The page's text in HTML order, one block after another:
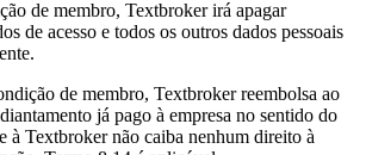
de membro, Textbroker irá apagar
de acesso e todos os outros dados pessoais
de membro, Textbroker reembolsa ao
já pago à empresa no sentido do
à Textbroker não caiba nenhum direito à